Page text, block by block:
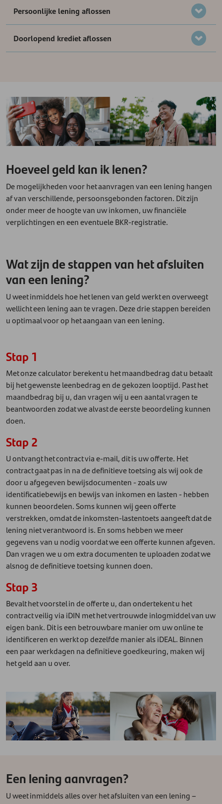
Persoonlijke lening aflossen
Doorlopend krediet aflossen
Hoeveel geld kan ik lenen?
De mogelijkheden voor het aanvragen van een lening hangen
af van verschillende, persoonsgebonden factoren. Dit zijn
onder meer de hoogte van uw inkomen, uw financiële
verplichtingen en een eventuele BKR-registratie.
Wat zijn de stappen van het afsluiten
van een lening?
U weet inmiddels hoe het lenen van geld werkt en overweegt
wellicht een lening aan te vragen. Deze drie stappen bereiden
u optimaal voor op het aangaan van een lening.
Stap 1
Met onze calculator berekent u het maandbedrag dat u betaalt
bij het gewenste leenbedrag en de gekozen looptijd. Past het
maandbedrag bij u, dan vragen wij u een aantal vragen te
beantwoorden zodat we alvast de eerste beoordeling kunnen
doen.
Stap 2
U ontvangt het contract via e-mail, dit is uw offerte. Het
contract gaat pas in na de definitieve toetsing als wij ook de
door u afgegeven bewijsdocumenten - zoals uw
identificatiebewijs en bewijs van inkomen en lasten - hebben
kunnen beoordelen. Soms kunnen wij geen offerte
verstrekken, omdat de inkomsten-lastentoets aangeeft dat de
lening niet verantwoord is. En soms hebben we meer
gegevens van u nodig voordat we een offerte kunnen afgeven.
Dan vragen we u om extra documenten te uploaden zodat we
alsnog de definitieve toetsing kunnen doen.
Stap 3
Bevalt het voorstel in de offerte u, dan ondertekent u het
contract veilig via iDIN met het vertrouwde inlogmiddel van uw
eigen bank. Dit is een betrouwbare manier om uw online te
identificeren en werkt op dezelfde manier als iDEAL. Binnen
een paar werkdagen na definitieve goedkeuring, maken wij
het geld aan u over.
Een lening aanvragen?
U weet inmiddels alles over het afsluiten van een lening –